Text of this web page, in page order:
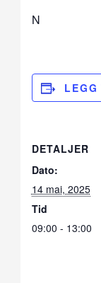
N
DETALJER
Dato:
14 mai, 2025
Tid
09:00 - 13:00